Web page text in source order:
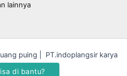
lainnya
puing | PT.indoplangsir karya
bersama
di bantu?